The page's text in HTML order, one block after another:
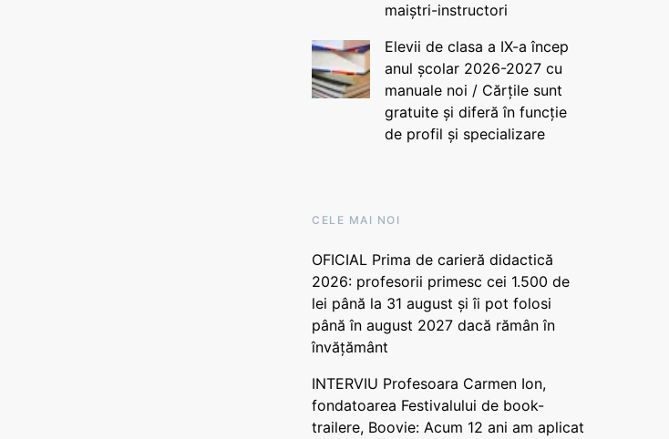
maiștri-instructori
Elevii de clasa a IX-a încep
anul școlar 2026-2027 cu
manuale noi / Cărțile sunt
gratuite și diferă în funcție
de profil și specializare
CELE MAI NOI
OFICIAL Prima de carieră didactică
2026: profesorii primesc cei 1.500 de
lei până la 31 august și îi pot folosi
până în august 2027 dacă rămân în
învățământ
INTERVIU Profesoara Carmen Ion,
fondatoarea Festivalului de book-
trailere, Boovie: Acum 12 ani am aplicat